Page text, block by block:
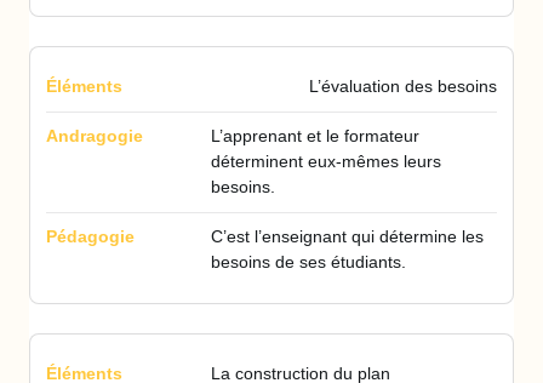
L’évaluation des besoins
L’apprenant et le formateur
déterminent eux-mêmes leurs
besoins.
C’est l’enseignant qui détermine les
besoins de ses étudiants.
La construction du plan